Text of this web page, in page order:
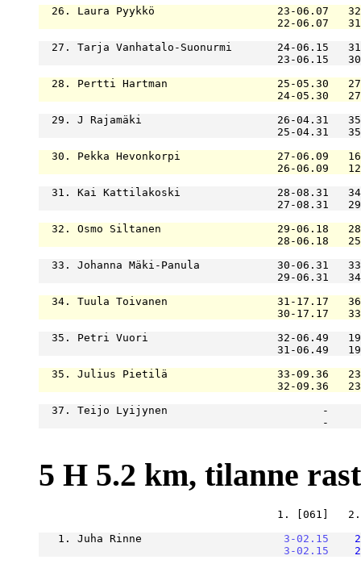
26. Laura Pyykkö                   23-06.07
22-06.07
27. Tarja Vanhatalo-Suonurmi       24-06.15
23-06.15
28. Pertti Hartman                 25-05.30
24-05.30
29. J Rajamäki                     26-04.31
25-04.31
30. Pekka Hevonkorpi               27-06.09
26-06.09
31. Kai Kattilakoski               28-08.31
27-08.31
32. Osmo Siltanen                  29-06.18
28-06.18
33. Johanna Mäki-Panula            30-06.31
29-06.31
34. Tuula Toivanen                 31-17.17
30-17.17
35. Petri Vuori                    32-06.49
31-06.49
35. Julius Pietilä                 33-09.36
32-09.36
37. Teijo Lyijynen                        -
-
5 H 5.2 km, tilanne
1. [061]
   1. Juha Rinne
3-02.15
3-02.15